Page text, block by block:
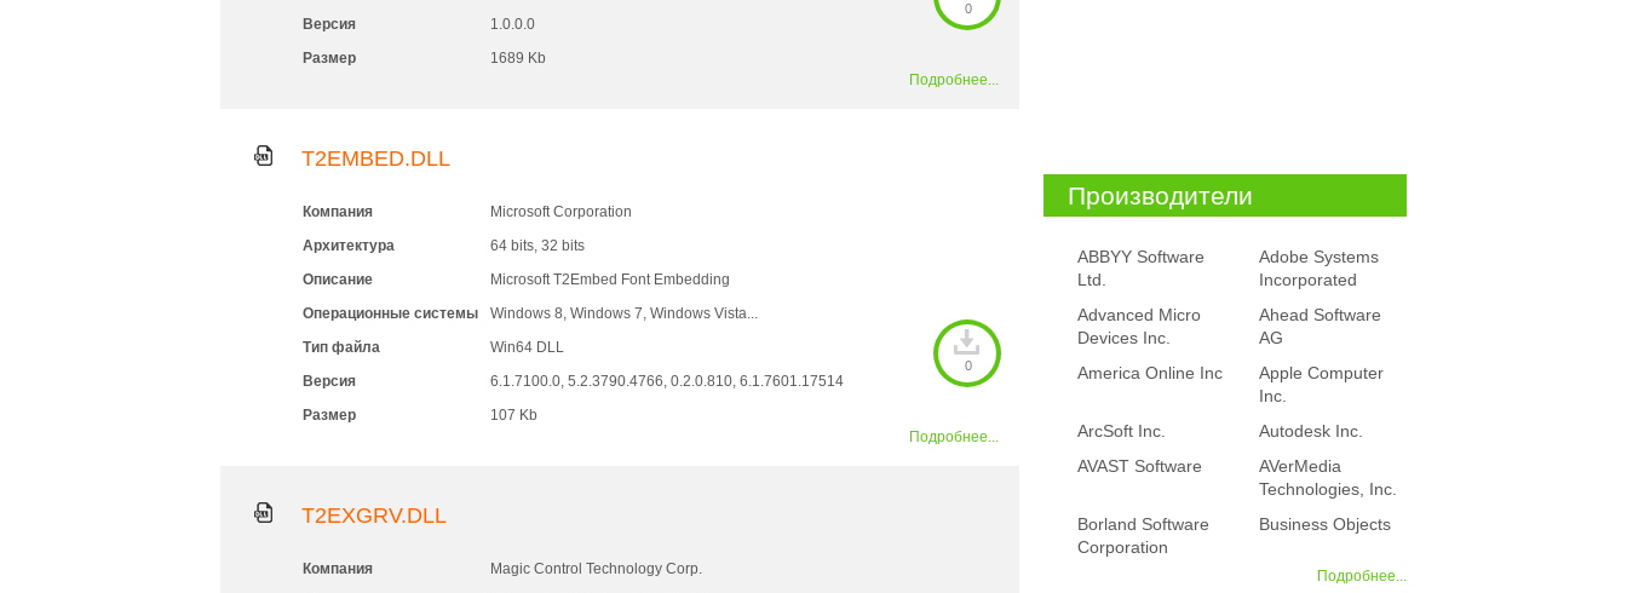
Версия
1.0.0.0
Размер
1689 Kb
0
Подробнее...
T2EMBED.DLL
Компания
Microsoft Corporation
Архитектура
64 bits, 32 bits
Описание
Microsoft T2Embed Font Embedding
Операционные системы
Windows 8, Windows 7, Windows Vista...
Тип файла
Win64 DLL
Версия
6.1.7100.0, 5.2.3790.4766, 0.2.0.810, 6.1.7601.17514
Размер
107 Kb
0
Подробнее...
T2EXGRV.DLL
Компания
Magic Control Technology Corp.
Производители
ABBYY Software
Ltd.
Adobe Systems
Incorporated
Advanced Micro
Devices Inc.
Ahead Software
AG
America Online Inc
Apple Computer
Inc.
ArcSoft Inc.
Autodesk Inc.
AVAST Software
AVerMedia
Technologies, Inc.
Borland Software
Corporation
Business Objects
Подробнее...